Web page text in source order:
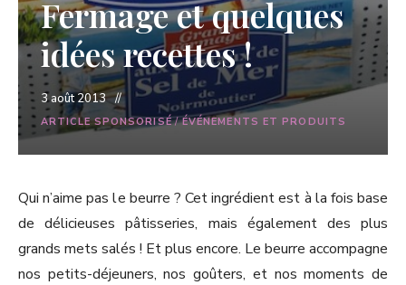
Fermage et quelques
idées recettes !
3 août 2013
ARTICLE SPONSORISÉ/ÉVÉNEMENTS ET PRODUITS
Qui n’aime pas le beurre ? Cet ingrédient est à la fois base
de délicieuses pâtisseries, mais également des plus
grands mets salés ! Et plus encore. Le beurre accompagne
nos petits-déjeuners, nos goûters, et nos moments de